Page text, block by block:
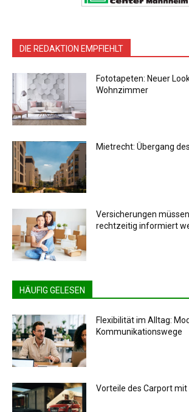
DIE REDAKTION EMPFIEHLT
Fototapeten: Neuer
Wohnzimmer
Mietrecht: Übergang
Versicherungen
rechtzeitig informiert
HÄUFIG GELESEN
Flexibilität im Alltag:
Kommunikationswege
Vorteile des Carport